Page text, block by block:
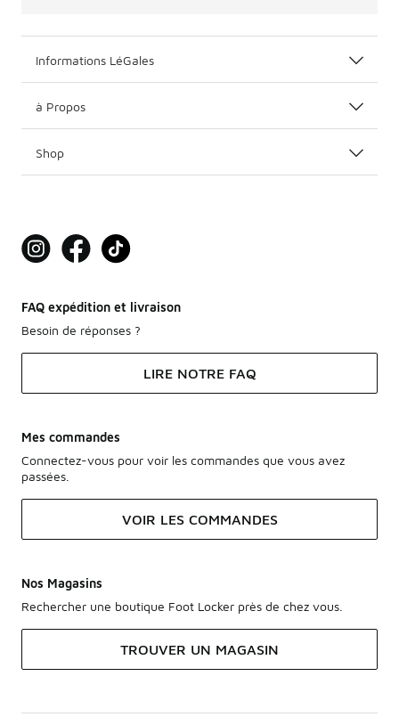
Informations LéGales
à Propos
Shop
FAQ expédition et livraison
Besoin de réponses ?
LIRE NOTRE FAQ
Mes commandes
Connectez-vous pour voir les commandes que vous avez
passées.
VOIR LES COMMANDES
Nos Magasins
Rechercher une boutique Foot Locker près de chez vous.
TROUVER UN MAGASIN